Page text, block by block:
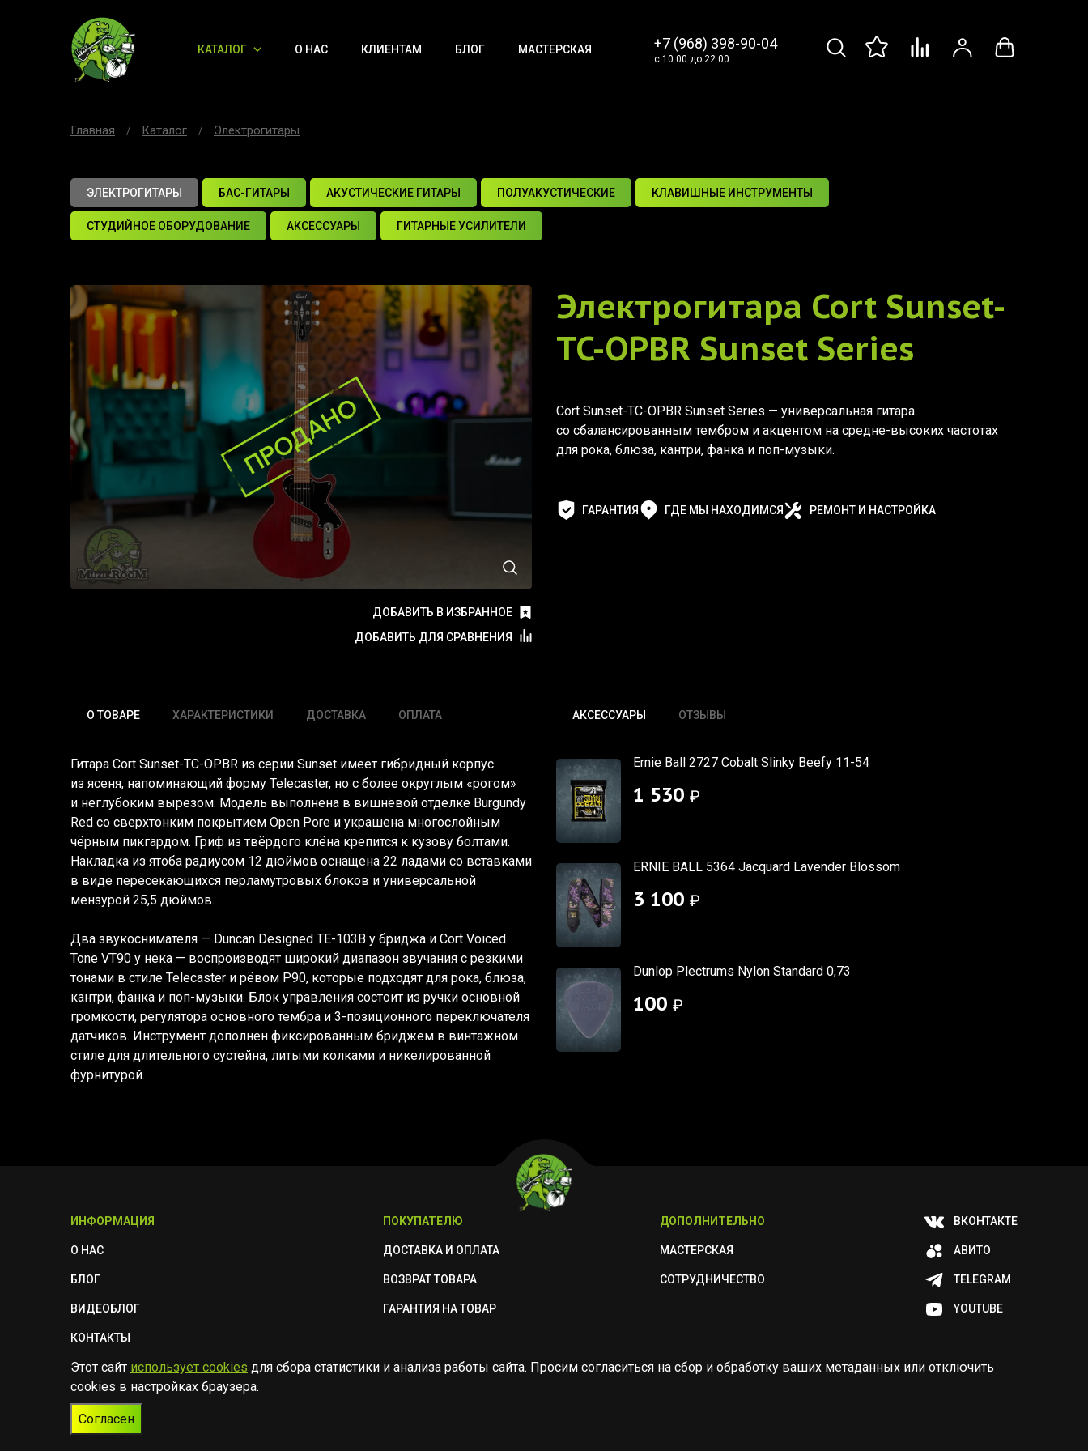
КАТАЛОГ О НАС КЛИЕНТАМ БЛОГ МАСТЕРСКАЯ +7 (968) 398-90-04
с 10:00 до 22:00
Главная Каталог Электрогитары
ЭЛЕКТРОГИТАРЫ БАС-ГИТАРЫ АКУСТИЧЕСКИЕ ГИТАРЫ ПОЛУАКУСТИЧЕСКИЕ КЛАВИШНЫЕ ИНСТРУМЕНТЫ
СТУДИЙНОЕ ОБОРУДОВАНИЕ АКСЕССУАРЫ ГИТАРНЫЕ УСИЛИТЕЛИ
ДОБАВИТЬ В ИЗБРАННОЕ
ДОБАВИТЬ ДЛЯ СРАВНЕНИЯ
Электрогитара Cort Sunset-
TC-OPBR Sunset Series
Cort Sunset-TC-OPBR Sunset Series — универсальная гитара
со сбалансированным тембром и акцентом на средне-высоких частотах
для рока, блюза, кантри, фанка и поп-музыки.
ГАРАНТИЯ ГДЕ МЫ НАХОДИМСЯ РЕМОНТ И НАСТРОЙКА
О ТОВАРЕ ХАРАКТЕРИСТИКИ ДОСТАВКА ОПЛАТА
Гитара Cort Sunset-TC-OPBR из серии Sunset имеет гибридный корпус
из ясеня, напоминающий форму Telecaster, но с более округлым «рогом»
и неглубоким вырезом. Модель выполнена в вишнёвой отделке Burgundy
Red со сверхтонким покрытием Open Pore и украшена многослойным
чёрным пикгардом. Гриф из твёрдого клёна крепится к кузову болтами.
Накладка из ятоба радиусом 12 дюймов оснащена 22 ладами со вставками
в виде пересекающихся перламутровых блоков и универсальной
мензурой 25,5 дюймов.
Два звукоснимателя — Duncan Designed TE-103B у бриджа и Cort Voiced
Tone VT90 у нека — воспроизводят широкий диапазон звучания с резкими
тонами в стиле Telecaster и рёвом P90, которые подходят для рока, блюза,
кантри, фанка и поп-музыки. Блок управления состоит из ручки основной
громкости, регулятора основного тембра и 3-позиционного переключателя
датчиков. Инструмент дополнен фиксированным бриджем в винтажном
стиле для длительного сустейна, литыми колками и никелированной
фурнитурой.
АКСЕССУАРЫ ОТЗЫВЫ
Ernie Ball 2727 Cobalt Slinky Beefy 11-54
1 530 ₽
ERNIE BALL 5364 Jacquard Lavender Blossom
3 100 ₽
Dunlop Plectrums Nylon Standard 0,73
100 ₽
ИНФОРМАЦИЯ
О НАС
БЛОГ
ВИДЕОБЛОГ
КОНТАКТЫ
ПОЛИТИКА БЕЗОПАСНОСТИ
ПОКУПАТЕЛЮ
ДОСТАВКА И ОПЛАТА
ВОЗВРАТ ТОВАРА
ГАРАНТИЯ НА ТОВАР
ДОПОЛНИТЕЛЬНО
МАСТЕРСКАЯ
СОТРУДНИЧЕСТВО
ВКОНТАКТЕ
АВИТО
TELEGRAM
YOUTUBE
© Музыкальный магазин Muzik Room, 2023-2026
Этот сайт использует cookies для сбора статистики и анализа работы сайта. Просим согласиться на сбор и обработку ваших метаданных или отключить
cookies в настройках браузера.
Согласен